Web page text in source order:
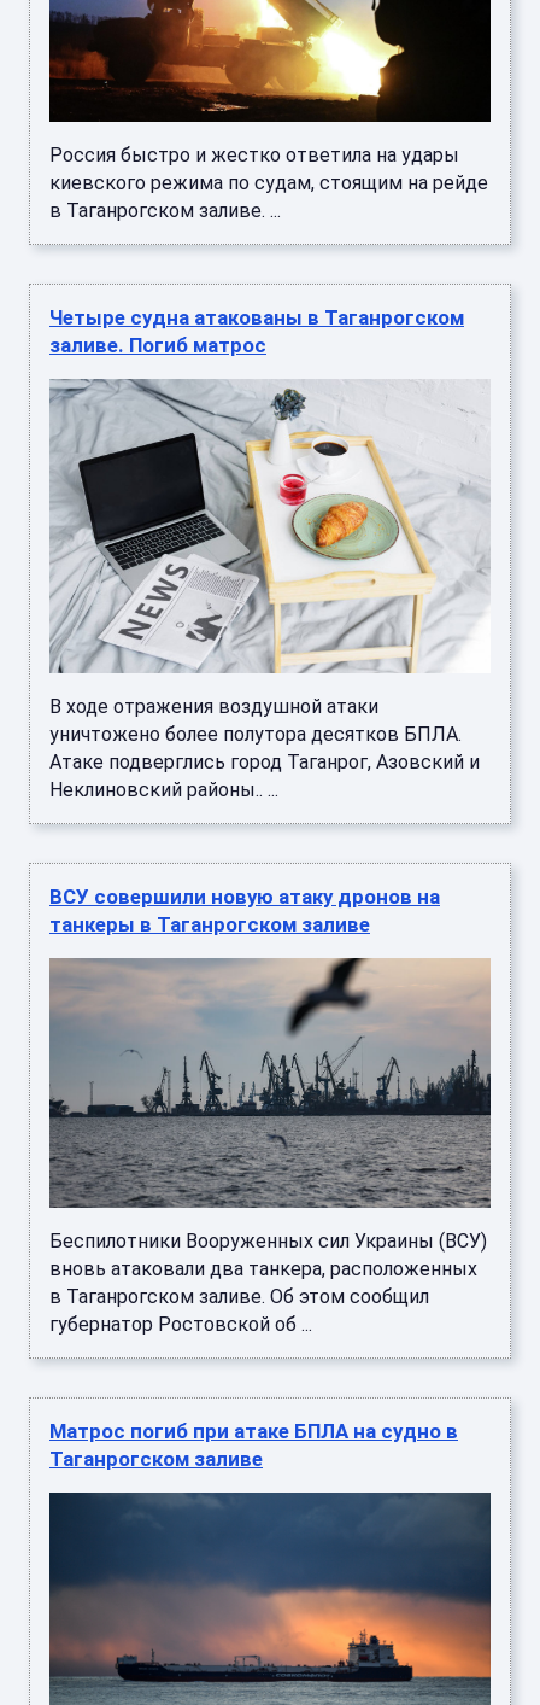
Россия быстро и жестко ответила на удары
киевского режима по судам, стоящим на рейде
в Таганрогском заливе. ...
Четыре судна атакованы в Таганрогском
заливе. Погиб матрос
В ходе отражения воздушной атаки
уничтожено более полутора десятков БПЛА.
Атаке подверглись город Таганрог, Азовский и
Неклиновский районы.. ...
ВСУ совершили новую атаку дронов на
танкеры в Таганрогском заливе
Беспилотники Вооруженных сил Украины (ВСУ)
вновь атаковали два танкера, расположенных
в Таганрогском заливе. Об этом сообщил
губернатор Ростовской об ...
Матрос погиб при атаке БПЛА на судно в
Таганрогском заливе